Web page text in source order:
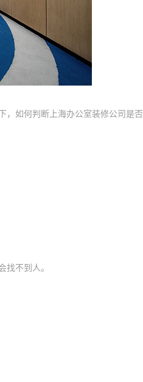
，如何判断上海办公室装修公司是否
找不到人。